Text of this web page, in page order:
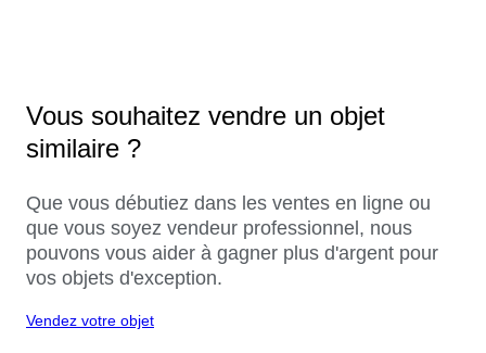
Vous souhaitez vendre un objet
similaire ?
Que vous débutiez dans les ventes en ligne ou
que vous soyez vendeur professionnel, nous
pouvons vous aider à gagner plus d'argent pour
vos objets d'exception.
Vendez votre objet